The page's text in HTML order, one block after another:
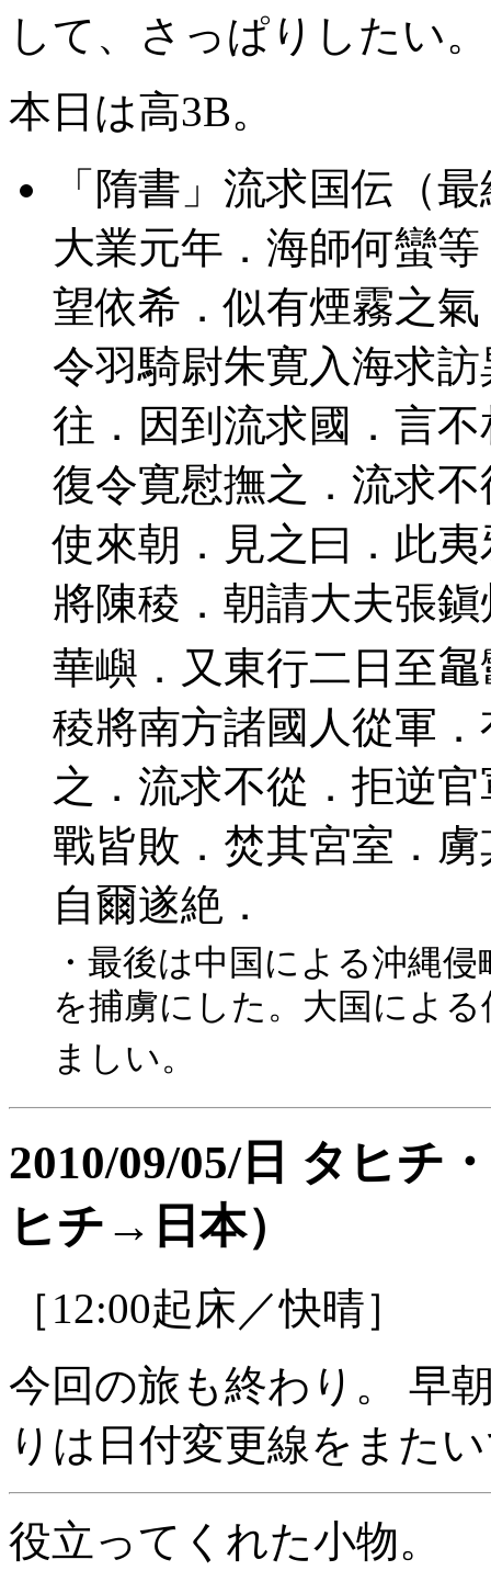
して、さっぱりしたい。
本日は高3B。
「隋書」流求国伝（
大業元年．海師何蠻
望依希．似有煙霧之
令羽騎尉朱寛入海求
往．因到流求國．言
復令寛慰撫之．流求
使來朝．見之曰．此
將陳稜．朝請大夫張
華嶼．又東行二日至
稜將南方諸國人從軍
之．流求不從．拒逆
戰皆敗．焚其宮室．
自爾遂絶．
・最後は中国による沖縄
を捕虜にした。大国によ
ましい。
2010/09/05/日 タヒチ
ヒチ→日本）
［12:00起床／快晴］
今回の旅も終わり。 早
りは日付変更線をまた
役立ってくれた小物。